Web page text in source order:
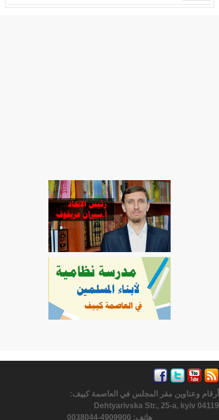
أرقام وعناوين مقر المجلس في العاصمة كييف:
Dehtyarivska Str., 25-a, kyiv 04119
هاتف: 4909900-0038044